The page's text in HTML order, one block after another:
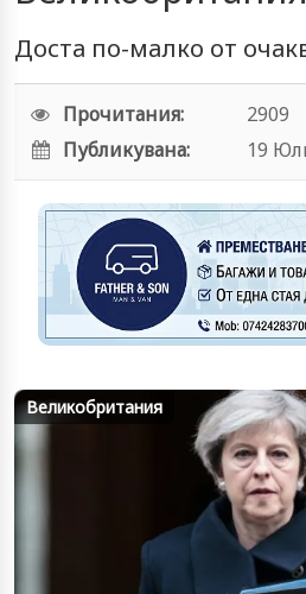
Доста по-малко от
Прочитания:
2909
Публикувана:
19
Великобритания